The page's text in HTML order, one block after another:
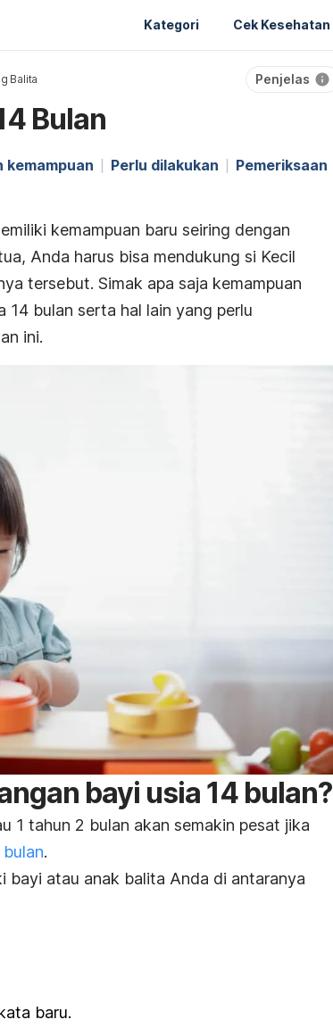
Kategori Cek Kesehatan
Balita Penjelas
Bulan
kemampuan Perlu dilakukan
Pemeriksaan
kemampuan baru seiring dengan
Anda harus bisa mendukung si Kecil
tersebut. Simak apa saja kemampuan
14 bulan serta hal lain yang perlu
ini.
bayi usia 14 bulan?
1 tahun 2 bulan akan semakin pesat jika
.
bayi atau anak balita Anda di antaranya
baru.